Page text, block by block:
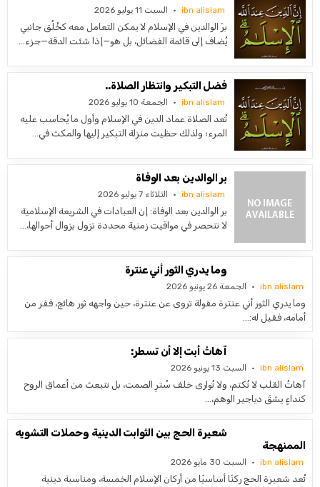
ibn alislam السبت 11 يوليو 2026
برّ الوالدين في الإسلام لا يمكن التعامل معه كخُلُق جانبي
يُضاف إلى قائمة الفضائل، بل هو—إذا شئت الدقة—جزء…
فضل التبكير وانتظار الصلاة..
ibn alislam الجمعة 10 يوليو 2026
تُعد الصلاة عماد الدين في الإسلام وأول ما يُحاسب عليه
المرء؛ ولذلك حظيت منزلة التبكير إليها والمكث في…
بر الوالدين بعد الوفاة
ibn alislam الثلاثاء 7 يوليو 2026
بر الوالدين بعد الوفاة: إن العبادات في الشريعة الإسلامية
لا تنحصر في مواقيت زمنية محددة تزول بزوال أحوالها،…
وما يدري الثور أني عنترة
ibn alislam الجمعة 26 يونيو 2026
وما يدري الثور أني عنترة مقولة تروى عن عنترة، حين واجهه ثور هائج، ففر من
أمامه، فقيل له:…
آهاتُ أبت إلا أن تسطر:
ibn alislam السبت 13 يونيو 2026
آهاتُ القلب لا تُكتم، ولا تُوارى خلف سُترِ الصمت، بل تنبعث من أعماق الروح
كنداءٍ يشقّ دياجير الوهم،…
شعيرة الحج بين الثوابت الدينية وحملات التشويه
الممنهجة
ibn alislam السبت 30 مايو 2026
تُعد شعيرة الحج ركنًا أساسيًا من أركان الإسلام الخمسة، ومناسبة دينية